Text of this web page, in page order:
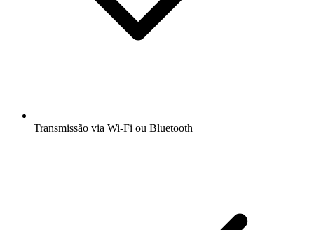
Transmissão via Wi-Fi ou Bluetooth